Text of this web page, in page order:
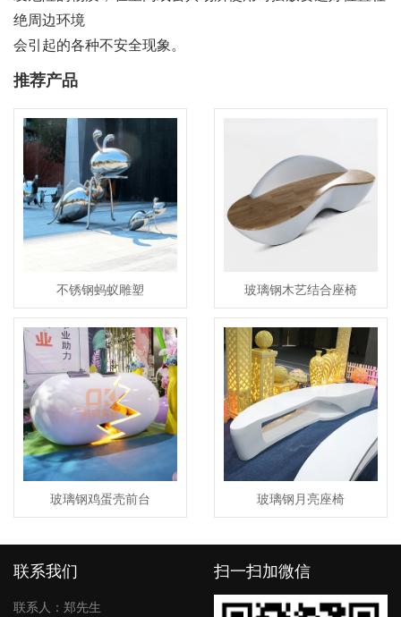
绝周边环境
会引起的各种不安全现象。
推荐产品
不锈钢蚂蚁雕塑 玻璃钢木艺结合座椅
玻璃钢鸡蛋壳前台 玻璃钢月亮座椅
联系我们
联系人：郑先生
扫一扫加微信